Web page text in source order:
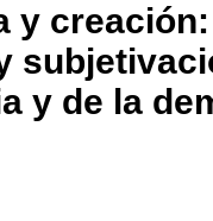
y
y de la